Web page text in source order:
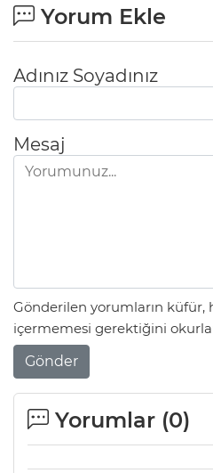
Yorum Ekle
Adınız Soyadınız
Mesaj
Gönderilen yorumların küfür,
içermemesi gerektiğini
Gönder
Yorumlar (0)